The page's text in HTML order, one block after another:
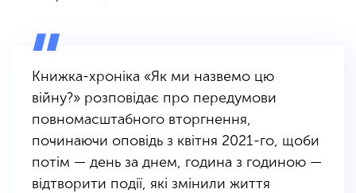
Книжка-хроніка «Як ми назвемо цю
війну?» розповідає про передумови
повномасштабного вторгнення,
починаючи оповідь з квітня 2021-го, щоби
потім — день за днем, година з годиною —
відтворити події, які змінили життя